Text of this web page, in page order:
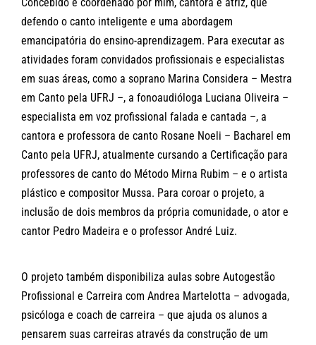
defendo o canto inteligente e uma abordagem
emancipatória do ensino-aprendizagem. Para executar as
atividades foram convidados profissionais e especialistas
em suas áreas, como a soprano Marina Considera – Mestra
em Canto pela UFRJ –, a fonoaudióloga Luciana Oliveira –
especialista em voz profissional falada e cantada –, a
cantora e professora de canto Rosane Noeli – Bacharel em
Canto pela UFRJ, atualmente cursando a Certificação para
professores de canto do Método Mirna Rubim – e o artista
plástico e compositor Mussa. Para coroar o projeto, a
inclusão de dois membros da própria comunidade, o ator e
cantor Pedro Madeira e o professor André Luiz.
O projeto também disponibiliza aulas sobre Autogestão
Profissional e Carreira com Andrea Martelotta – advogada,
psicóloga e coach de carreira – que ajuda os alunos a
pensarem suas carreiras através da construção de um